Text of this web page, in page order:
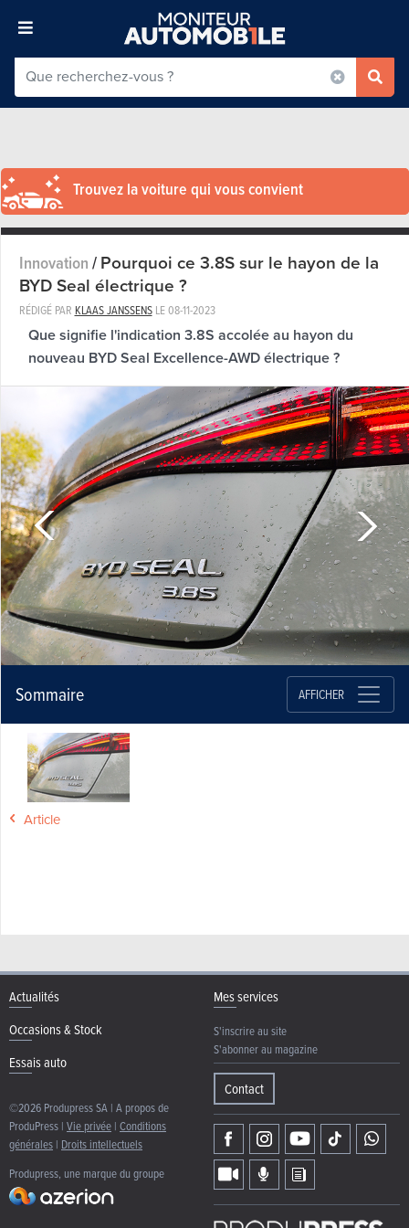
Trouvez la voiture qui vous convient
Innovation/Pourquoi ce 3.8S sur le hayon de la
BYD Seal électrique ?
RÉDIGÉ PAR KLAAS JANSSENSLE08-11-2023
Que signifie l'indication 3.8S accolée au hayon du
nouveau BYD Seal Excellence-AWD électrique ?
Sommaire AFFICHER
Article
Actualités
Occasions & Stock
Essais auto
©2026 Produpress SA | A propos de
ProduPress | Vie privée | Conditions
générales | Droits intellectuels
Produpress, une marque du groupe
Mes services
S'inscrire au site
S'abonner au magazine
Contact